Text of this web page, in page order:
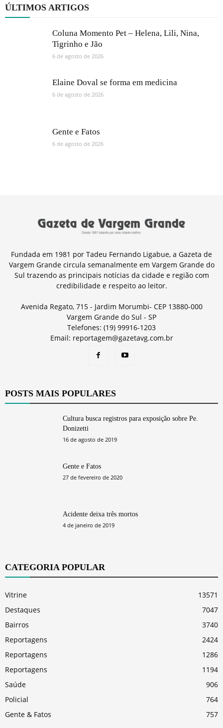
ÚLTIMOS ARTIGOS
Coluna Momento Pet – Helena, Lili, Nina,
Tigrinho e Jão
6 de agosto de 2026
Elaine Doval se forma em medicina
6 de agosto de 2026
Gente e Fatos
6 de agosto de 2026
Fundada em 1981 por Tadeu Fernando Ligabue, a Gazeta de
Vargem Grande circula semanalmente em Vargem Grande do
Sul trazendo as principais notícias da cidade e região com
credibilidade e respeito ao leitor.
Avenida Regato, 715 - Jardim Morumbi- CEP 13880-000
Vargem Grande do Sul - SP
Telefones: (19) 99916-1203
Email: reportagem@gazetavg.com.br
POSTS MAIS POPULARES
Cultura busca registros para exposição sobre Pe.
Donizetti
16 de agosto de 2019
Gente e Fatos
27 de fevereiro de 2020
Acidente deixa três mortos
4 de janeiro de 2019
CATEGORIA POPULAR
Vitrine
13571
Destaques
7047
Bairros
3740
Reportagens
2424
Reportagens
1286
Reportagens
1194
Saúde
906
Policial
764
Gente & Fatos
757